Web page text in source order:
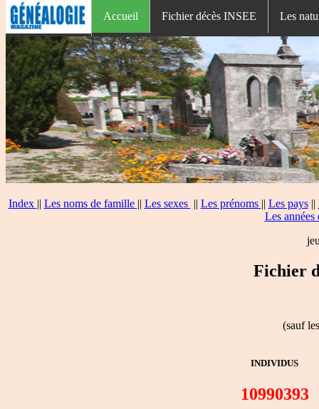
Accueil Fichier décès INSEE Les
Index || Les noms de famille || Les sexes || Les prénoms || Les pays||
Les années
Fichier
(sauf
INDIVIDUS
10990393